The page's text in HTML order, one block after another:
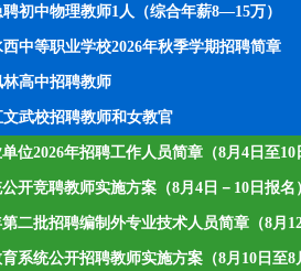
初中物理教师1人（综合年薪8—15万）
西中等职业学校2026年秋季学期招聘简章
林高中招聘教师
文武校招聘教师和女教官
位2026年招聘工作人员简章（8月4日至10
开竞聘教师实施方案（8月4日－10日报名
二批招聘编制外专业技术人员简章（8月
系统公开招聘教师实施方案（8月10日至8